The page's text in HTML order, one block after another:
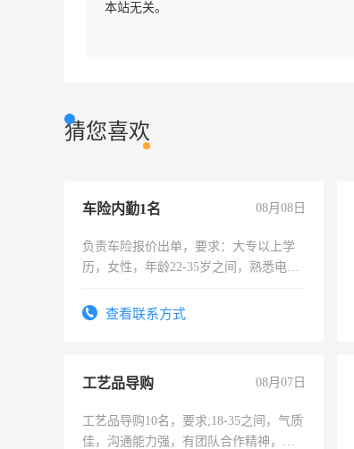
本站无关。
猜您喜欢
车险内勤1名 08月08日
负责车险报价出单，要求：大专以上学
历，女性，年龄22-35岁之间，熟悉电脑
试用期1-3个月，转正后交纳五险，
查看联系方式
工艺品导购 08月07日
工艺品导购10名，要求;18-35之间，气质
佳，沟通能力强，有团队合作精神，有